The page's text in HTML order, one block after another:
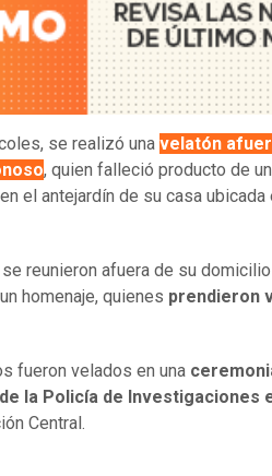
se realizó una velatón
, quien falleció producto de
el antejardín de su casa ubicada
reunieron afuera de su
homenaje, quienes prendieron
fueron velados en una
la Policía de Investigaciones
Central.